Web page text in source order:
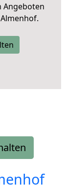
Angeboten